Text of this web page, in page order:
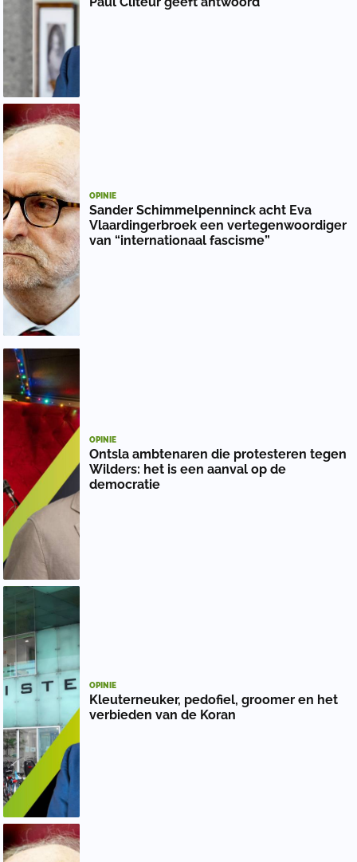
OPINIE
Sander Schimmelpenninck acht Eva
Vlaardingerbroek een vertegenwoordiger
van “internationaal fascisme”
OPINIE
Ontsla ambtenaren die protesteren tegen
Wilders: het is een aanval op de
democratie
OPINIE
Kleuterneuker, pedofiel, groomer en het
verbieden van de Koran